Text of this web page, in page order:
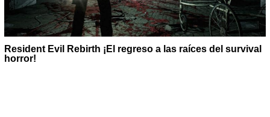
Resident Evil Rebirth ¡El regreso a las raíces del survival
horror!